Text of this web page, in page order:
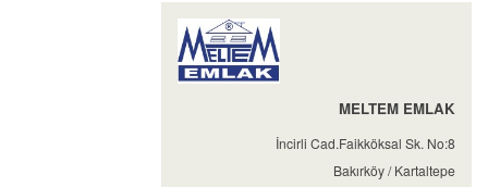
MELTEM EMLAK
İncirli Cad.Faikköksal Sk. No:8
Bakırköy / Kartaltepe